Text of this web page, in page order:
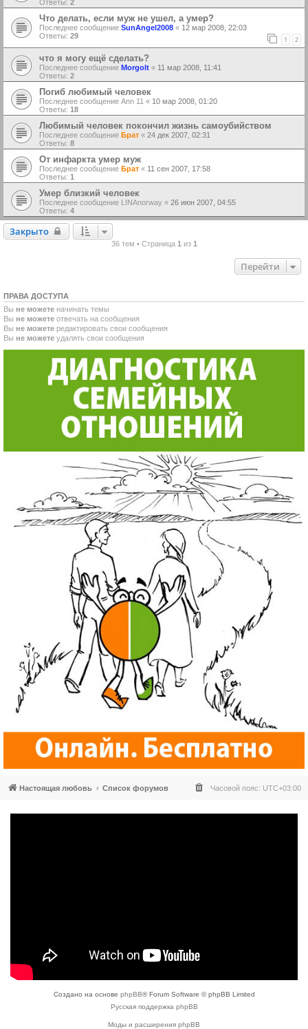
Ответы: 2
Что делать, если муж не ушел, а умер?
Последнее сообщение SunAngel2008 « 12 мар 2008, 22:03
Ответы: 29 1 2
что я могу ещё сделать?
Последнее сообщение Morgolt « 11 мар 2008, 11:41
Ответы: 2
Погиб любимый человек
Последнее сообщение Ann 11 « 10 мар 2008, 01:20
Ответы: 18
Любимый человек покончил жизнь самоубийством
Последнее сообщение Брат « 24 дек 2007, 02:31
Ответы: 8
От инфаркта умер муж
Последнее сообщение Брат « 11 сен 2007, 17:58
Ответы: 1
Умер близкий человек
Последнее сообщение LINAnorway « 26 июн 2007, 04:55
Ответы: 4
Закрыто
Закрыто
36 тем • Страница 1 из 1
Перейти
ПРАВА ДОСТУПА
Вы не можете начинать темы
Вы не можете отвечать на сообщения
Вы не можете редактировать свои сообщения
Вы не можете удалять свои сообщения
Настоящая любовь Список форумов Часовой пояс: UTC+03:00
Создано на основе phpBB® Forum Software © phpBB Limited
Русская поддержка phpBB
Моды и расширения phpBB